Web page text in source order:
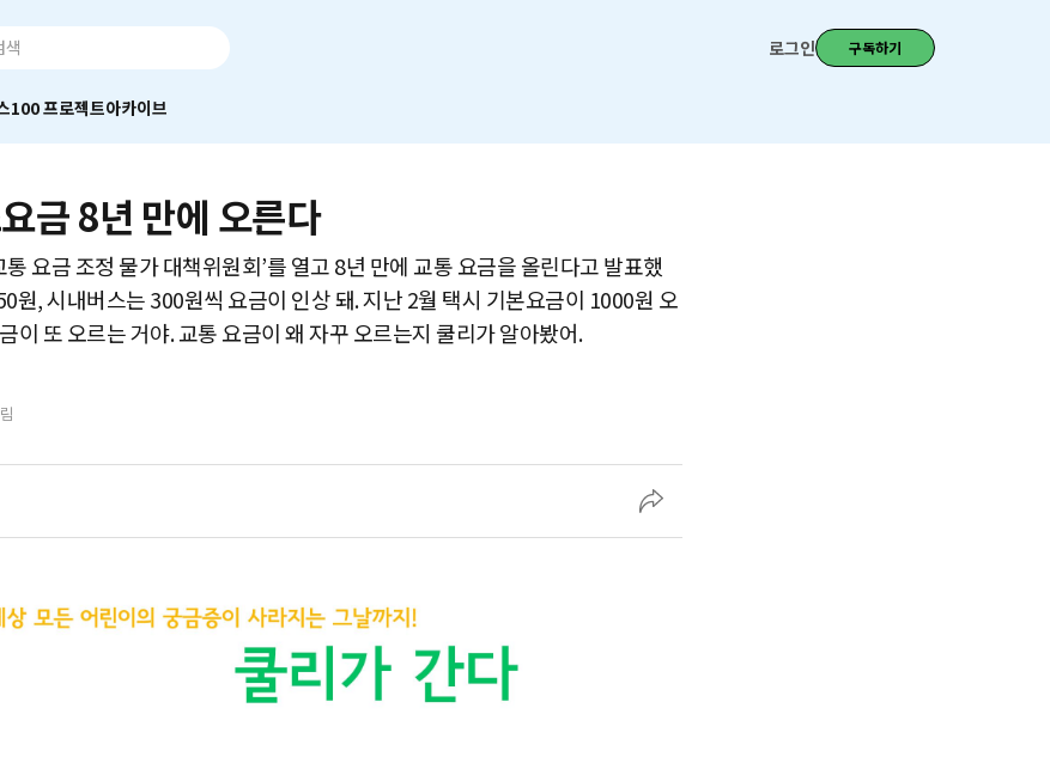
로그인 구독하기
100 프로젝트아카이브
금 8년 만에 오른다
요금 조정 물가 대책위원회’를 열고 8년 만에 교통 요금을 올린다고 발표했
원, 시내버스는 300원씩 요금이 인상 돼. 지난 2월 택시 기본요금이 1000원 오
이 또 오르는 거야. 교통 요금이 왜 자꾸 오르는지 쿨리가 알아봤어.